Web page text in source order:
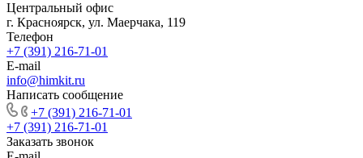
Центральный офис
г. Красноярск, ул. Маерчака, 119
Телефон
+7 (391) 216-71-01
E-mail
info@himkit.ru
Написать сообщение
+7 (391) 216-71-01
+7 (391) 216-71-01
Заказать звонок